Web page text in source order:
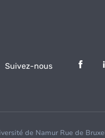
Suivez-nous
de Namur Rue de